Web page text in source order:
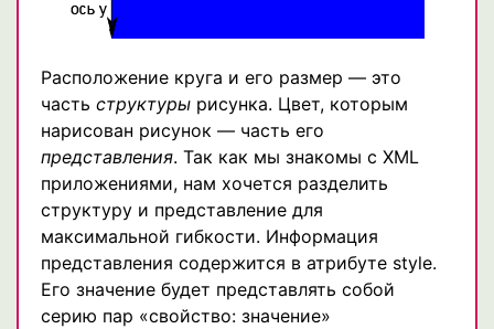
Расположение круга и его размер — это
часть структуры рисунка. Цвет, которым
нарисован рисунок — часть его
представления. Так как мы знакомы с XML
приложениями, нам хочется разделить
структуру и представление для
максимальной гибкости. Информация
представления содержится в атрибуте style.
Его значение будет представлять собой
серию пар «свойство: значение»